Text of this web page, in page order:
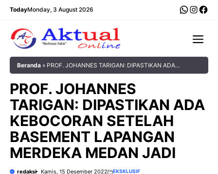
Langsung
TodayMonday, 3 August 2026
Beranda » PROF. JOHANNES TARIGAN: DIPASTIKAN ADA
MEDAN JADI
PROF. JOHANNES
TARIGAN: DIPASTIKAN ADA
KEBOCORAN SETELAH
BASEMENT LAPANGAN
MERDEKA MEDAN JADI
redaksi Kamis, 15 Desember 2022 EKSKLUSIF